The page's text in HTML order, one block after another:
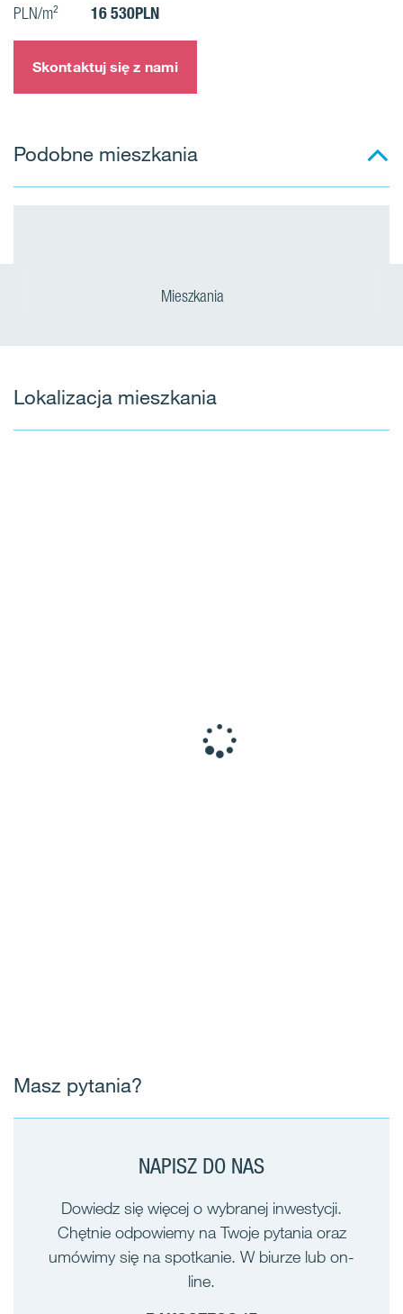
PLN/m² 16 530PLN
Skontaktuj się z nami
Podobne mieszkania
Mieszkania
Lokalizacja mieszkania
Masz pytania?
NAPISZ DO NAS
Dowiedz się więcej o wybranej inwestycji.
Chętnie odpowiemy na Twoje pytania oraz
umówimy się na spotkanie. W biurze lub on-
line.